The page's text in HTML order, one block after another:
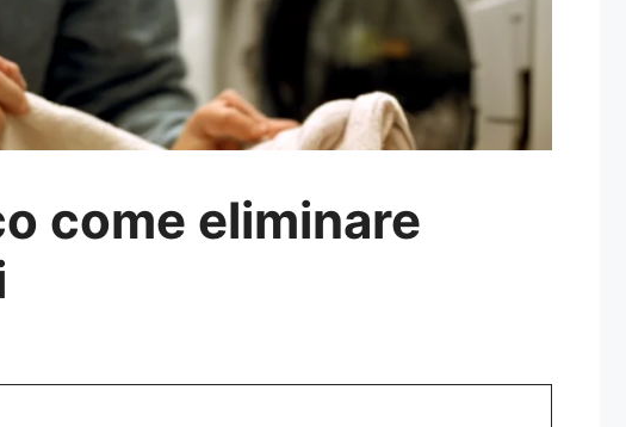
come eliminare